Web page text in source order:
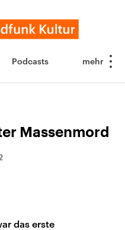
Podcasts
Massenmord
das erste